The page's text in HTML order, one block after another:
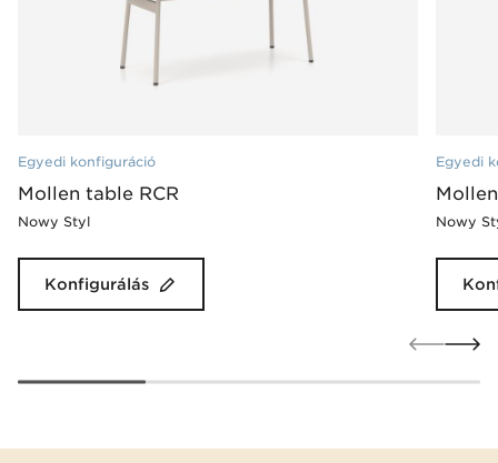
Egyedi konfiguráció
Mollen table RCR
Nowy Styl
Konfigurálás
Egyedi
Nowy